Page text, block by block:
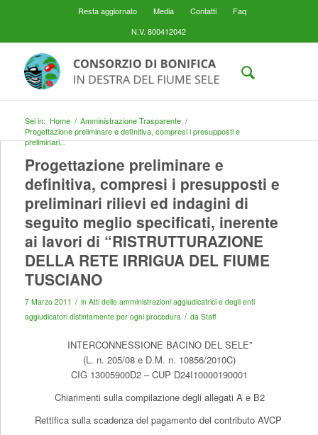
Resta aggiornato Media Contatti
Faq
N.V. 800412042
Sei in: Home / Amministrazione Trasparente /
Progettazione preliminare e definitiva, compresi i presupposti e
preliminari...
Progettazione preliminare e
definitiva, compresi i presupposti e
preliminari rilievi ed indagini di
seguito meglio specificati, inerente
ai lavori di “RISTRUTTURAZIONE
DELLA RETE IRRIGUA DEL FIUME
TUSCIANO
7 Marzo 2011 / in Atti delle amministrazioni aggiudicatrici e degli enti
aggiudicatori distintamente per ogni procedura / da Staff
INTERCONNESSIONE BACINO DEL SELE”
(L. n. 205/08 e D.M. n. 10856/2010C)
CIG 13005900D2 – CUP D24I10000190001
Chiarimenti sulla compilazione degli allegati A e B2
Rettifica sulla scadenza del pagamento del contributo AVCP